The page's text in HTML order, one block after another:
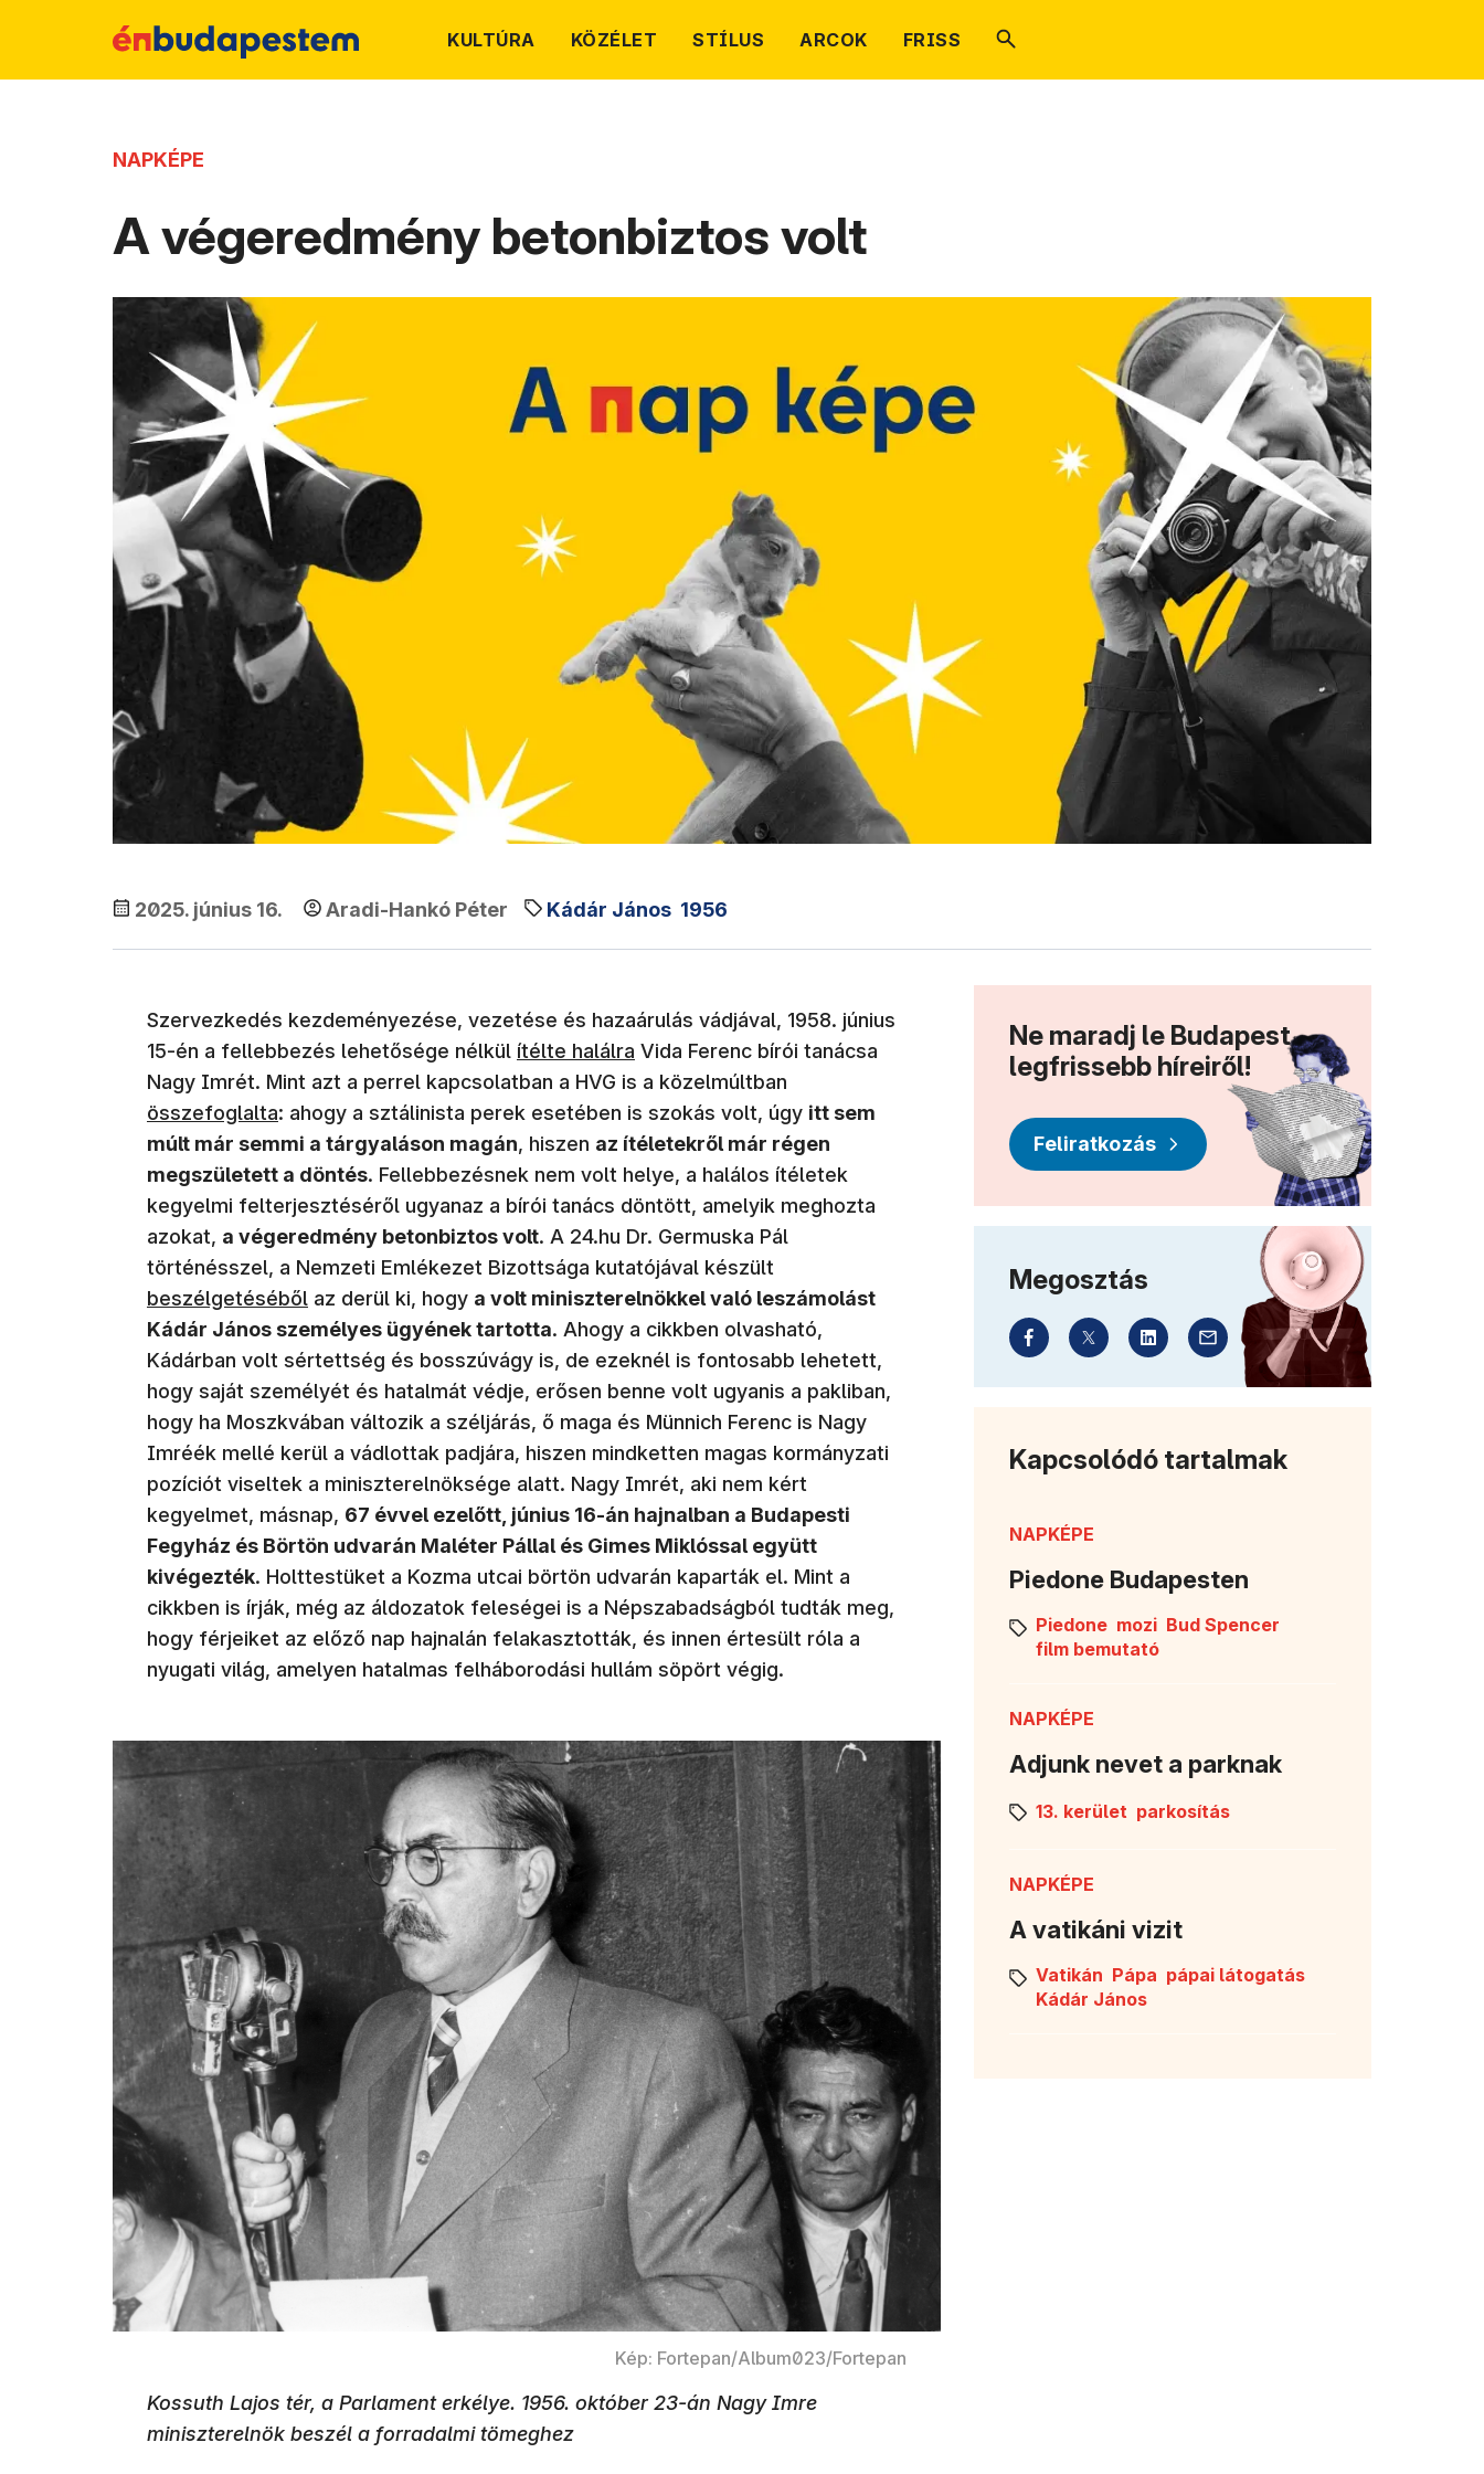
KULTÚRA KÖZÉLET STÍLUS ARCOK FRISS
NAPKÉPE
A végeredmény betonbiztos volt
2025. június 16. Aradi-Hankó Péter Kádár János 1956
Szervezkedés kezdeményezése, vezetése és hazaárulás vádjával, 1958. június
15-én a fellebbezés lehetősége nélkül (új ablakban nyílik meg)
ítélte halálra Vida Ferenc bírói tanácsa
Nagy Imrét. Mint azt a perrel kapcsolatban a HVG is a közelmúltban
összefoglalta: ahogy a sztálinista perek esetében is szokás volt, úgy itt sem
múlt már semmi a tárgyaláson magán, hiszen az ítéletekről már régen
megszületett a döntés. Fellebbezésnek nem volt helye, a halálos ítéletek
kegyelmi felterjesztéséről ugyanaz a bírói tanács döntött, amelyik meghozta
azokat, a végeredmény betonbiztos volt. A 24.hu Dr. Germuska Pál
történésszel, a Nemzeti Emlékezet Bizottsága kutatójával készült
beszélgetéséből az derül ki, hogy a volt miniszterelnökkel való leszámolást
Kádár János személyes ügyének tartotta. Ahogy a cikkben olvasható,
Kádárban volt sértettség és bosszúvágy is, de ezeknél is fontosabb lehetett,
hogy saját személyét és hatalmát védje, erősen benne volt ugyanis a pakliban,
hogy ha Moszkvában változik a széljárás, ő maga és Münnich Ferenc is Nagy
Imréék mellé kerül a vádlottak padjára, hiszen mindketten magas kormányzati
pozíciót viseltek a miniszterelnöksége alatt. Nagy Imrét, aki nem kért
kegyelmet, másnap, 67 évvel ezelőtt, június 16-án hajnalban a Budapesti
Fegyház és Börtön udvarán Maléter Pállal és Gimes Miklóssal együtt
kivégezték. Holttestüket a Kozma utcai börtön udvarán kaparták el. Mint a
cikkben is írják, még az áldozatok feleségei is a Népszabadságból tudták meg,
hogy férjeiket az előző nap hajnalán felakasztották, és innen értesült róla a
nyugati világ, amelyen hatalmas felháborodási hullám söpört végig.
Kép: Fortepan/Album023/Fortepan
Kossuth Lajos tér, a Parlament erkélye. 1956. október 23-án Nagy Imre
miniszterelnök beszél a forradalmi tömeghez
Ne maradj le Budapest
legfrissebb híreiről!
Feliratkozás
Megosztás
Kapcsolódó tartalmak
NAPKÉPE
Piedone Budapesten
Piedone mozi Bud Spencer
film bemutató
NAPKÉPE
Adjunk nevet a parknak
13. kerület parkosítás
NAPKÉPE
A vatikáni vizit
Vatikán Pápa pápai látogatás
Kádár János